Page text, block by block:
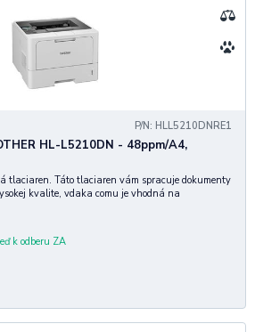
P/N: HLL5210DNRE1
HL-L5210DN - 48ppm/A4,
tlaciaren. Táto tlaciaren vám spracuje dokumenty
kvalite, vdaka comu je vhodná na
vaši
k odberu ZA